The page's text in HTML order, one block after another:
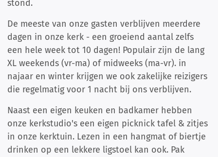
stond.
De meeste van onze gasten verblijven meerdere
dagen in onze kerk - een groeiend aantal zelfs
een hele week tot 10 dagen! Populair zijn de lang
XL weekends (vr-ma) of midweeks (ma-vr). in
najaar en winter krijgen we ook zakelijke reizigers
die regelmatig voor 1 nacht bij ons verblijven.
Naast een eigen keuken en badkamer hebben
onze kerkstudio's een eigen picknick tafel & zitjes
in onze kerktuin. Lezen in een hangmat of biertje
drinken op een lekkere ligstoel kan ook. Pak